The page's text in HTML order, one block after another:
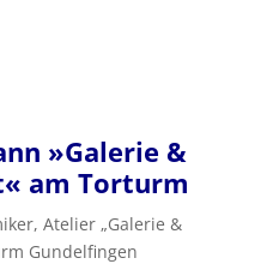
»Galerie &
am Torturm
Atelier „Galerie &
Gundelfingen